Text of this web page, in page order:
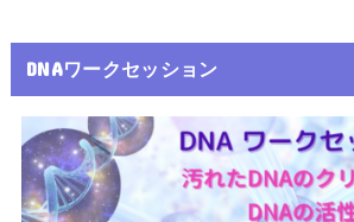
DNAワークセッション